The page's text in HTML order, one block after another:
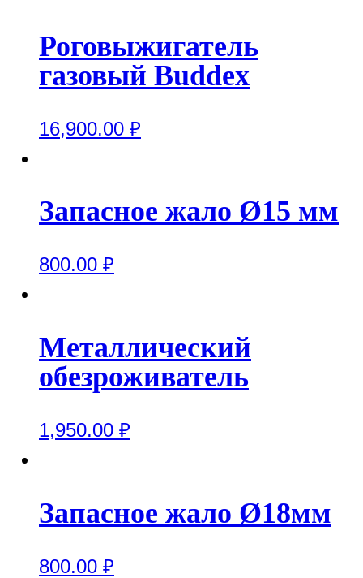
Роговыжигатель
газовый Buddex
16,900.00 ₽
Запасное жало Ø15 мм
800.00 ₽
Металлический
обезроживатель
1,950.00 ₽
Запасное жало Ø18мм
800.00 ₽